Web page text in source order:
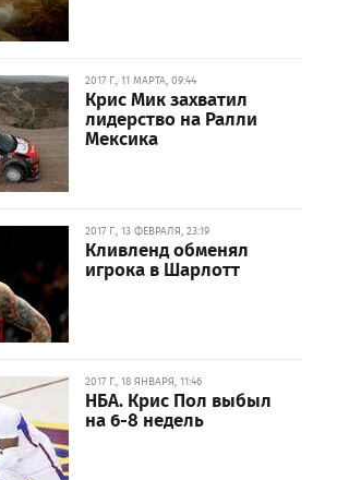
2017 Г., 11 МАРТА, 09:44
Крис Мик захватил
лидерство на Ралли
Мексика
2017 Г., 13 ФЕВРАЛЯ, 23:19
Кливленд обменял
игрока в Шарлотт
2017 Г., 18 ЯНВАРЯ, 11:46
НБА. Крис Пол выбыл
на 6-8 недель